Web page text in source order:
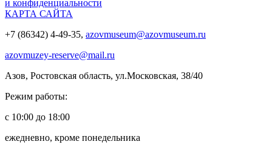
и конфиденциальности
КАРТА САЙТА
+7 (86342) 4-49-35, azovmuseum@azovmuseum.ru
azovmuzey-reserve@mail.ru
Азов, Ростовская область, ул.Московская, 38/40
Режим работы:
с 10:00 до 18:00
ежедневно, кроме понедельника